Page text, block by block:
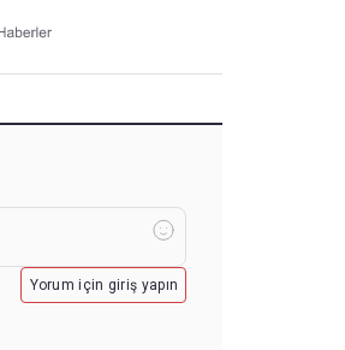
Yorum için giriş yapın